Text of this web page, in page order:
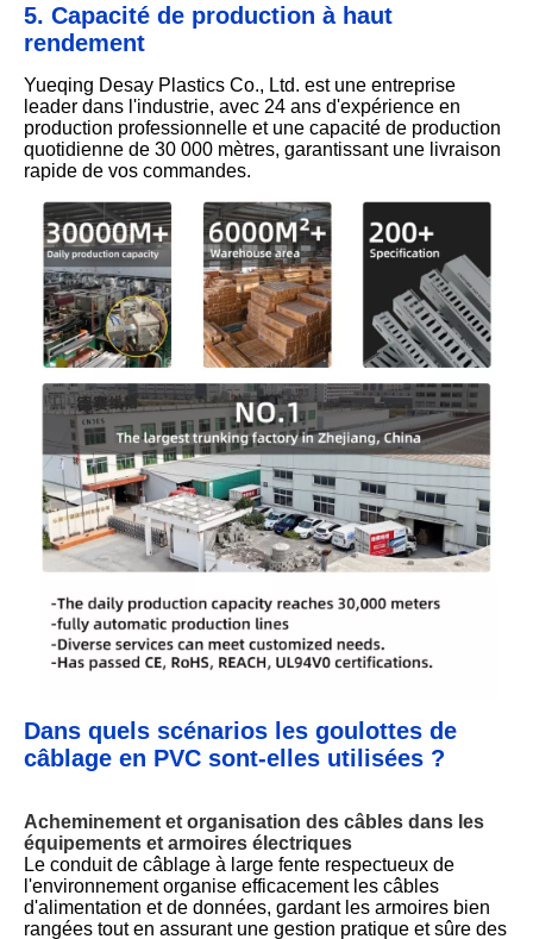
5. Capacité de production à haut
rendement
Yueqing Desay Plastics Co., Ltd. est une entreprise
leader dans l'industrie, avec 24 ans d'expérience en
production professionnelle et une capacité de production
quotidienne de 30 000 mètres, garantissant une livraison
rapide de vos commandes.
Dans quels scénarios les goulottes de
câblage en PVC sont-elles utilisées ?
Acheminement et organisation des câbles dans les
équipements et armoires électriques
Le conduit de câblage à large fente respectueux de
l'environnement organise efficacement les câbles
d'alimentation et de données, gardant les armoires bien
rangées tout en assurant une gestion pratique et sûre des